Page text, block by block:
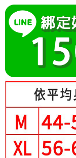
4.訂單成立30分鐘內
消。如遇「轉專審核
法說明評估內容。
【繳款方式說明】
1.分期款項不併入電
2.透過簡訊連結打開帳
帳／街口支付／
【注意事項】
1.本服務係由「台灣大
用戶於交易時，得透過
買賣價金債權讓與本
2.基於同意付款使用
資料（包含姓名、電話
由本公司與您本人進
3.完整用戶服務條款，
１．簡單：不需註冊會
２．便利：只要手機號
３．安心：先確認商品
【「AFTEE先享後付
１．於結帳方式選擇
結帳頁面，進行簡訊
２．訂單成立數日內，
ATM／網路銀行／等
※ 請注意：結帳手續
後付繳納相關費用。
※ 交易是否成功請以
是否繳費成功／繳費後
客戶支援中心」 https://
相關說明
「Hami Point」為中華
會員帳號後，即可在
ATM付款
運送方式
全家付款取貨
每筆NT$80，滿
付款後全家取貨
每筆NT$80，滿
萊爾富取貨付款
每筆NT$80，滿